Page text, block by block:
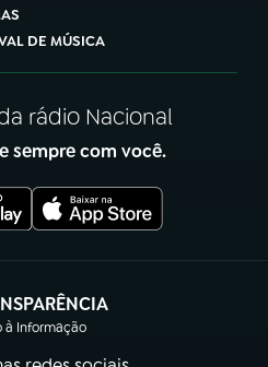
DE MÚSICA
rádio Nacional
sempre com você.
à Informação
(abre em nova aba)